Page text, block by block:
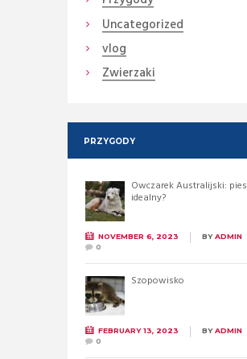
Uncategorized
vlog
Zwierzaki
PRZYGODY
Owczarek Australijski: pies
idealny?
NOVEMBER 6, 2023 BYADMIN
0
Szopowisko
FEBRUARY 13, 2023 BYADMIN
0